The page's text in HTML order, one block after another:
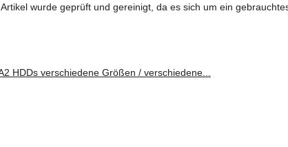
wurde geprüft und gereinigt, da es sich um ein